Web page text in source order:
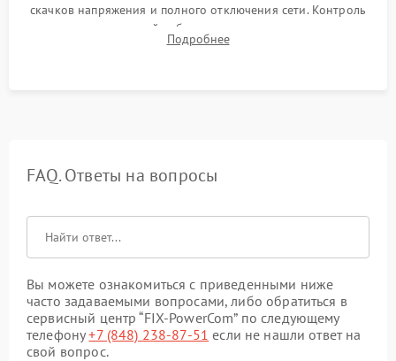
скачков напряжения и полного отключения сети. Контроль
времени автономной работы, температурного режима и
корректности формы выходного сигнала.
Подробнее
FAQ. Ответы на вопросы
Вы можете ознакомиться с приведенными ниже
часто задаваемыми вопросами, либо обратиться в
сервисный центр “FIX-PowerCom” по следующему
телефону+7 (848) 238-87-51 если не нашли ответ на
свой вопрос.